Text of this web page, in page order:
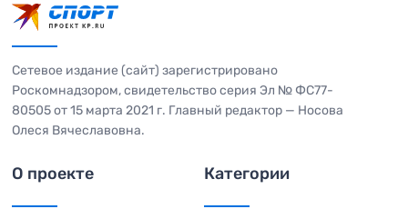
Сетевое издание (сайт) зарегистрировано
Роскомнадзором, свидетельство серия Эл № ФС77-
80505 от 15 марта 2021 г. Главный редактор — Носова
Олеся Вячеславовна.
О проекте Категории